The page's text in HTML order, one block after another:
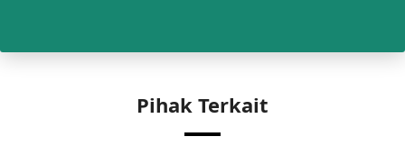
Pihak Terkait